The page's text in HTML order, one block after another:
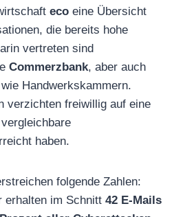
eco eine Übersicht
die bereits hohe
vertreten sind
Commerzbank, aber auch
Handwerkskammern.
verzichten freiwillig auf eine
haben.
folgende Zahlen:
erhalten im Schnitt 42 E-Mails